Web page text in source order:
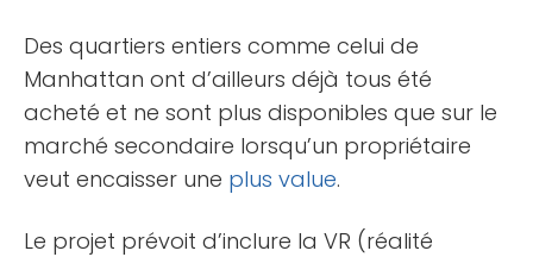
Des quartiers entiers comme celui de
Manhattan ont d’ailleurs déjà tous été
acheté et ne sont plus disponibles que sur le
marché secondaire lorsqu’un propriétaire
veut encaisser une plus value.
Le projet prévoit d’inclure la VR (réalité